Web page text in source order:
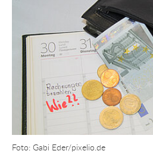
Foto: Gabi Eder/pixelio.de